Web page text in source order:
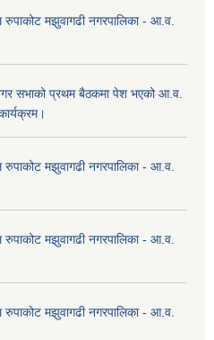
रुपाकोट मझुवागढी नगरपालिका - आ.व.
सभाको प्रथम बैठकमा पेश भएको आ.व.
रुपाकोट मझुवागढी नगरपालिका - आ.व.
रुपाकोट मझुवागढी नगरपालिका - आ.व.
रुपाकोट मझुवागढी नगरपालिका - आ.व.